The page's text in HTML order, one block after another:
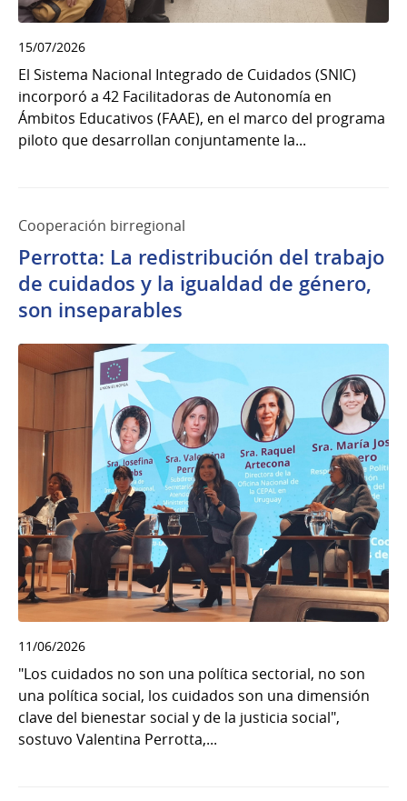
15/07/2026
El Sistema Nacional Integrado de Cuidados (SNIC)
incorporó a 42 Facilitadoras de Autonomía en
Ámbitos Educativos (FAAE), en el marco del programa
piloto que desarrollan conjuntamente la...
Cooperación birregional
Perrotta: La redistribución del trabajo
de cuidados y la igualdad de género,
son inseparables
11/06/2026
"Los cuidados no son una política sectorial, no son
una política social, los cuidados son una dimensión
clave del bienestar social y de la justicia social",
sostuvo Valentina Perrotta,...